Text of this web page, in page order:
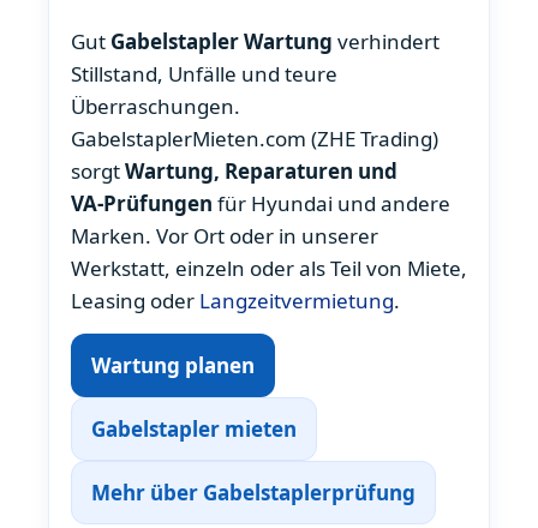
Gut Gabelstapler Wartung verhindert
Stillstand, Unfälle und teure
Überraschungen.
GabelstaplerMieten.com (ZHE Trading)
sorgtWartung, Reparaturen und
VA‑Prüfungen für Hyundai und andere
Marken. Vor Ort oder in unserer
Werkstatt, einzeln oder als Teil von Miete,
Leasing oder Langzeitvermietung.
Wartung planen
Gabelstapler mieten
Mehr über Gabelstaplerprüfung